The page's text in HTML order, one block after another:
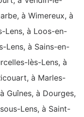
à Wimereux, à
Lens, à Loos-en-
Lens, à Sains-en-
lès-Lens, à
à Marles-
Guînes, à Dourges,
Lens, à Saint-